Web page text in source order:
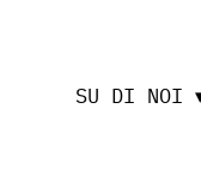
SU DI NOI